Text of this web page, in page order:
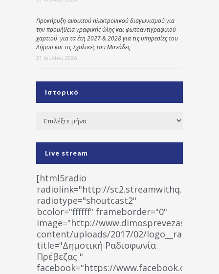
Προκήρυξη ανοικτού ηλεκτρονικού διαγωνισμού για
την προμήθεια γραφικής ύλης και φωτοαντιγραφικού
χαρτιού για τα έτη 2027 & 2028 για τις υπηρεσίες του
Δήμου και τις Σχολικές του Μονάδες
21 Ιουλίου 2026
Ιστορικό
Ιστορικό
Live stream
[html5radio
radiolink="http://
radiotype="shoutcast2"
bcolor="ffffff" frameborder="0"
image="http://www.dimosprevezas.gr/wp-
content/uploads/2017/02/
title="Δημοτική Ραδιοφωνία
Πρέβεζας "
facebook="https://www.facebook.com/